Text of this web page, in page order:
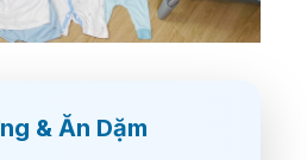
& Ăn Dặm